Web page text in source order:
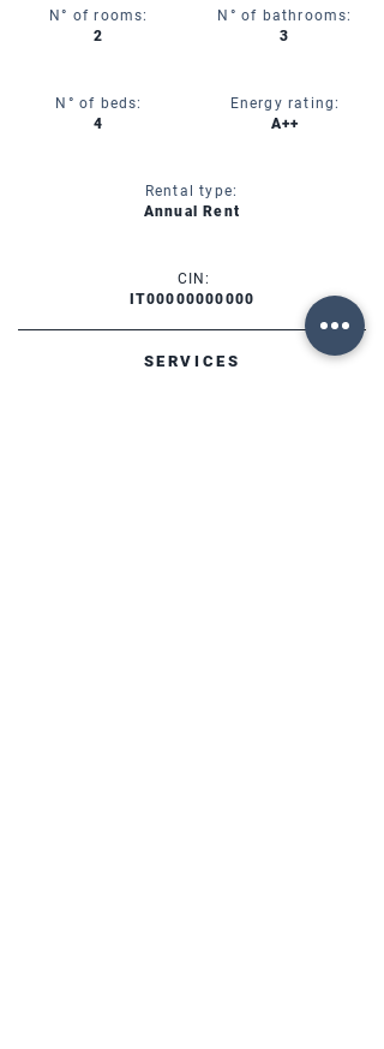
N° of rooms:
2
N° of beds:
4
N° of bathrooms:
3
Energy rating:
A++
Rental type:
Annual Rent
CIN:
IT00000000000
SERVICES